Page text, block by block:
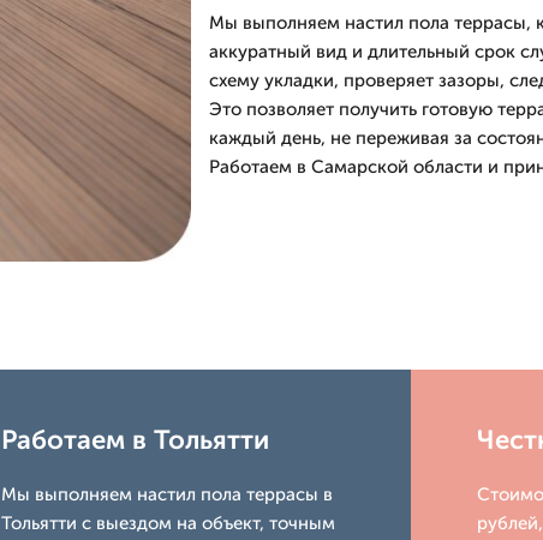
Мы выполняем настил пола террасы,
аккуратный вид и длительный срок
схему укладки, проверяет зазоры,
Это позволяет получить готовую
каждый день, не переживая за
Работаем в Самарской области и
Работаем в Тольятти
Мы выполняем настил пола террасы в
Тольятти с выездом на объект, точным